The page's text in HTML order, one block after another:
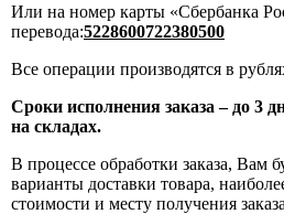
Или на номер карты «Сбербанка
перевода:5228600722380500
Все операции производятся в
Сроки исполнения заказа – до 3
на складах.
В процессе обработки заказа, Вам
варианты доставки товара,
стоимости и месту получения